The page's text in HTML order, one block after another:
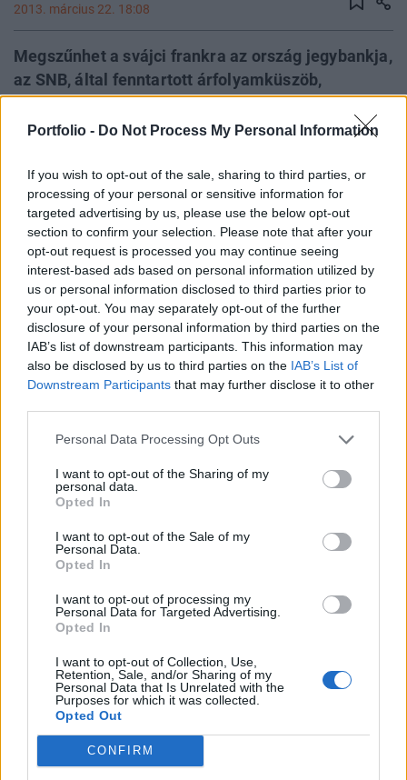
Portfolio - Do Not Process My Personal Information
If you wish to opt-out of the sale, sharing to third parties, or
processing of your personal or sensitive information for
targeted advertising by us, please use the below opt-out
section to confirm your selection. Please note that after your
opt-out request is processed you may continue seeing
interest-based ads based on personal information utilized by
us or personal information disclosed to third parties prior to
your opt-out. You may separately opt-out of the further
disclosure of your personal information by third parties on the
IAB’s list of downstream participants. This information may
also be disclosed by us to third parties on the IAB’s List of
Downstream Participants that may further disclose it to other
Personal Data Processing Opt Outs
I want to opt-out of the Sharing of my
personal data.
Opted In
I want to opt-out of the Sale of my
Personal Data.
Opted In
I want to opt-out of processing my
Personal Data for Targeted Advertising.
Opted In
I want to opt-out of Collection, Use,
Retention, Sale, and/or Sharing of my
Personal Data that Is Unrelated with the
Purposes for which it was collected.
Opted Out
CONFIRM
2013. március 22. 18:08
Megszűnhet a svájci frankra az ország jegybankja,
az SNB, által fenntartott árfolyamküszöb,
amennyiben Svájc kiírja népszavazásra és
megszavazza azt az indítványt, mely az
elő a jegybank számára. A kezdeményezés
azonban jelentős kockázatokat rejt magában,
hiszen az arany árfolyama volatilisebb, mint a
jelenleg tartalékként szolgáló devizáké - számol
be az SNBCHF.com.
Újra aranyat vásárolhat Svájc Népszavazási indítványt
adtak be Svájcban arról, hogy a jegybank hogyan járjon el
az aranytartalékok ügyében. Amennyiben a népszavazási
kezdeményezés sikerrel jár és megszavazzák, a svájci
jegybanknak, az SNB-nek kötelező lesz felemelnie az
aranytartalékát a mérlegfőösszegéhez viszonyított 10
százalékról 20 százalékra, ez pedig...
KEDVES OLVASÓNK!
A keresett cikk a portfolio.hu hírarchívumához
tartozik, melynek olvasása előfizetéses
regisztrációhoz kötött.
Az előfizetés a következőket tartalmazza:
Portfolio.hu teljes cikkarchívum
Kötéslisták: BÉT elmúlt 2 év napon belüli
kötéslistái